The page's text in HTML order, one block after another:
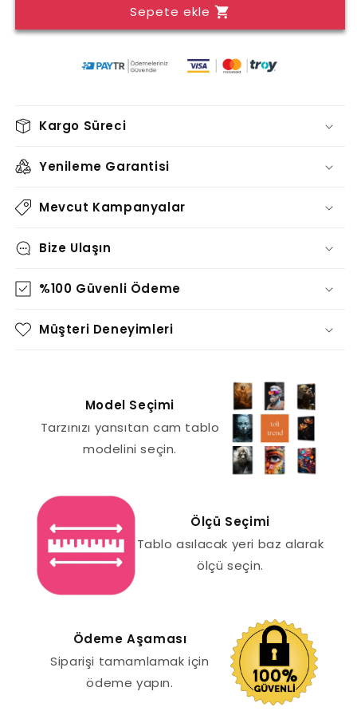
-
TABLO
-
için
Sepete ekle
Kargo Süreci
Yenileme Garantisi
Mevcut Kampanyalar
Bize Ulaşın
%100 Güvenli Ödeme
Müşteri Deneyimleri
Model Seçimi
Tarzınızı yansıtan cam tablo
modelini seçin.
Ölçü Seçimi
Tablo asılacak yeri baz alarak
ölçü seçin.
Ödeme Aşaması
Siparişi tamamlamak için
ödeme yapın.